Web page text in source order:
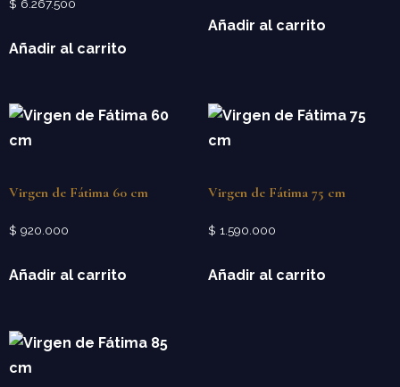
$ 6.267.500
Añadir al carrito
Añadir al carrito
Virgen de Fátima 60 cm
$ 920.000
Añadir al carrito
Virgen de Fátima 75 cm
$ 1.590.000
Añadir al carrito